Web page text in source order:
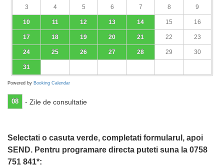
3 4 5 6 7 8 9
10 11 12 13 14 15 16
17 18 19 20 21 22 23
24 25 26 27 28 29 30
31
Powered by Booking Calendar
08 - Zile de consultatie
Selectati o casuta verde, completati formularul, apoi
SEND. Pentru programare directa puteti suna la 0758
751 841*: